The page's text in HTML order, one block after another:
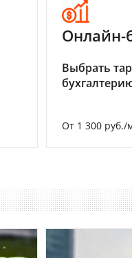
Онлайн-
Выбрать
От 1 300 руб./